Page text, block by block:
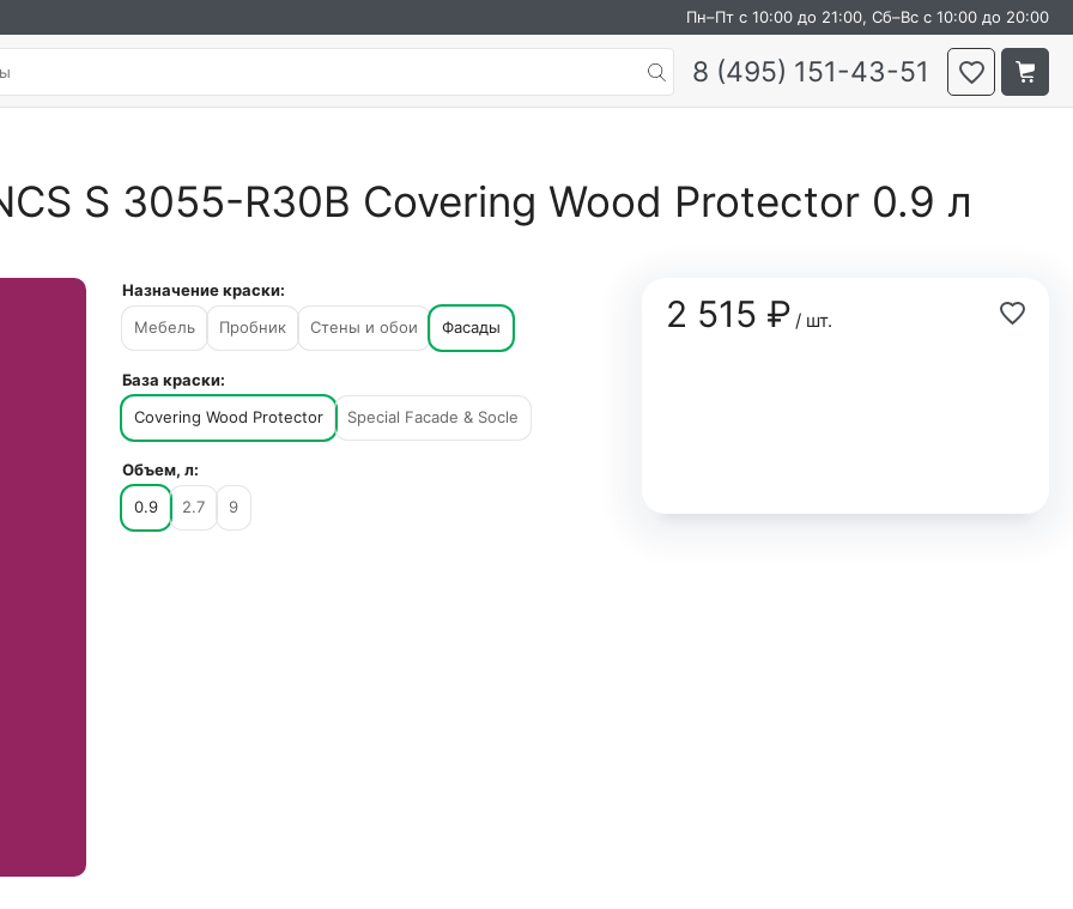
Пн–Пт с 10:00 до 21:00, Сб–Вс с 10:00 до 20:00
8 (495) 151-43-51
S 3055-R30B Covering Wood Protector 0.9 л
2 515 ₽/ шт.
Назначение краски:
Мебель
Пробник Стены и обои Фасады
База краски:
Covering Wood Protector
Special Facade & Socle
Объем, л:
0.9
2.7 9